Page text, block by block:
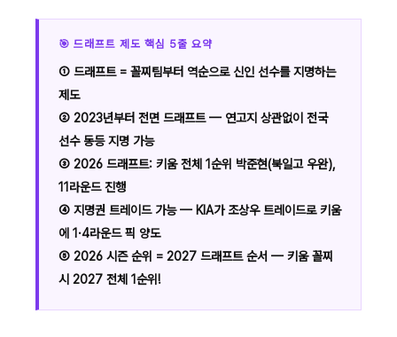
🎯 드래프트 제도 핵심 5줄 요약
① 드래프트 = 꼴찌팀부터 역순으로 신인 선수를 지명하는
제도
② 2023년부터 전면 드래프트 — 연고지 상관없이 전국
선수 동등 지명 가능
③ 2026 드래프트: 키움 전체 1순위 박준현(북일고 우완),
11라운드 진행
④ 지명권 트레이드 가능 — KIA가 조상우 트레이드로 키움
에 1·4라운드 픽 양도
⑤ 2026 시즌 순위 = 2027 드래프트 순서 — 키움 꼴찌
시 2027 전체 1순위!